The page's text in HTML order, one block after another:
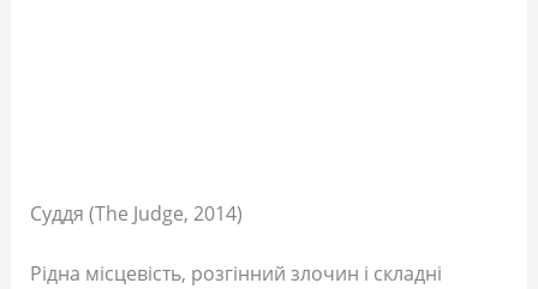
Суддя (The Judge, 2014)
Рідна місцевість, розгінний злочин і складні